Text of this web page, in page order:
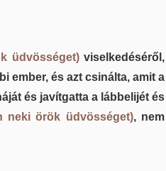
üdvösséget)viselkedéséről,
ember, és azt csinálta, amit a
és javítgatta a lábbelijét és
neki örök üdvösséget), nem